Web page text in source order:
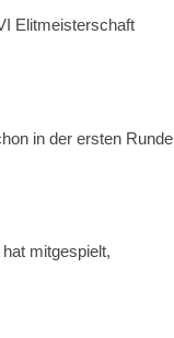
Elitmeisterschaft
in der ersten Runde
mitgespielt,